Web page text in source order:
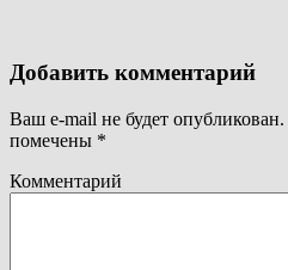
Добавить комментарий
Ваш e-mail не будет опубликован.
помечены *
Комментарий